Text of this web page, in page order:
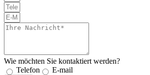
Wie möchten Sie kontaktiert werden?
Telefon
E-mail